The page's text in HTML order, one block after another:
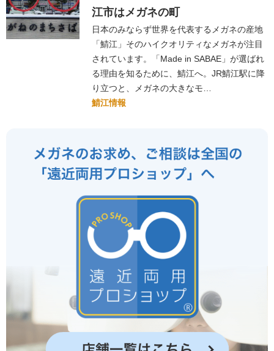
江市はメガネの町
日本のみならず世界を代表するメガネの産地
「鯖江」そのハイクオリティなメガネが注目
されています。「Made in SABAE」が選ばれ
る理由を知るために、鯖江へ。JR鯖江駅に降
り立つと、メガネの大きなモ…
鯖江情報